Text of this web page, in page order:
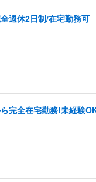
週休2日制/在宅勤務可
完全在宅勤務!未経験